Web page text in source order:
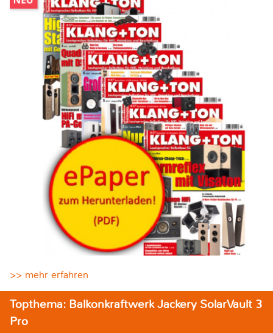
>> mehr erfahren
Topthema: Balkonkraftwerk Jackery SolarVault 3
Pro